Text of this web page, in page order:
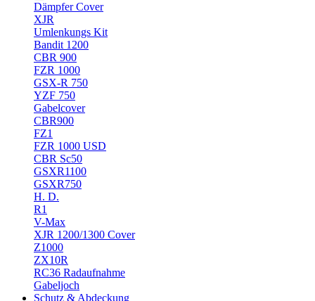
Dämpfer Cover
XJR
Umlenkungs Kit
Bandit 1200
CBR 900
FZR 1000
GSX-R 750
YZF 750
Gabelcover
CBR900
FZ1
FZR 1000 USD
CBR Sc50
GSXR1100
GSXR750
H. D.
R1
V-Max
XJR 1200/1300 Cover
Z1000
ZX10R
RC36 Radaufnahme
Gabeljoch
Schutz & Abdeckung